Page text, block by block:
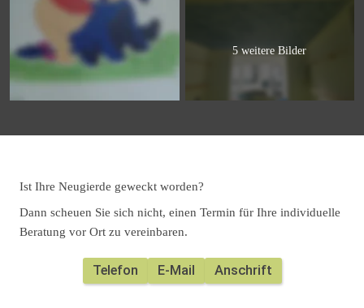
5 weitere Bilder
Ist Ihre Neugierde geweckt worden?
Dann scheuen Sie sich nicht, einen Termin für Ihre individuelle
Beratung vor Ort zu vereinbaren.
Telefon E-Mail Anschrift